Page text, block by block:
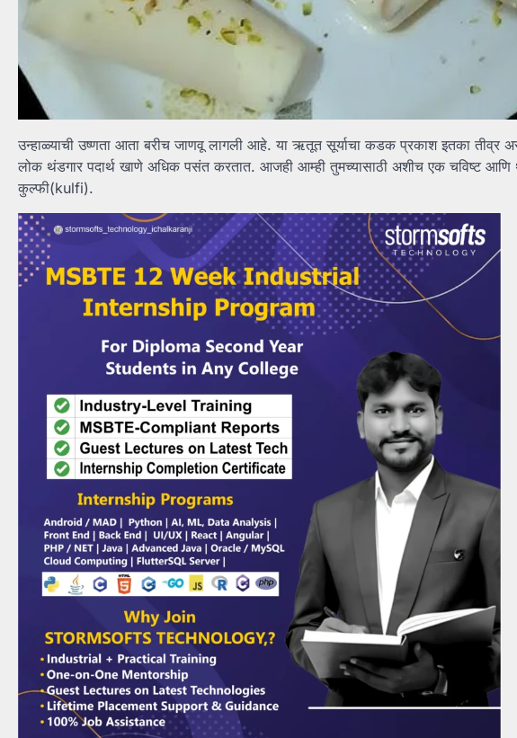
उन्हाळ्याची उष्णता आता बरीच जाणवू लागली आहे. या ऋतूत सूर्याचा कडक प्रकाश इतका तीव्र
लोक थंडगार पदार्थ खाणे अधिक पसंत करतात. आजही आम्ही तुमच्यासाठी अशीच एक चविष्ट
कुल्फी(kulfi).